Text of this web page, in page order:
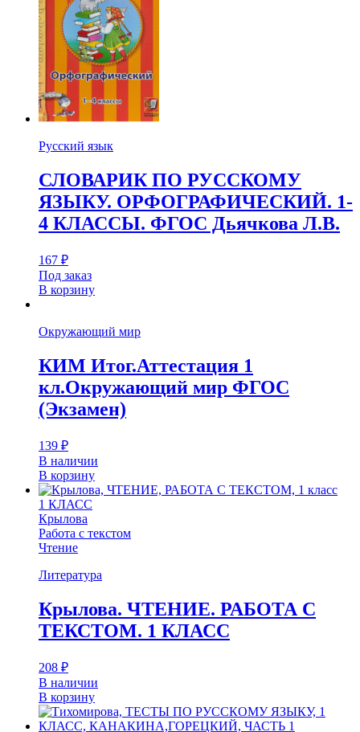
Русский язык
СЛОВАРИК ПО РУССКОМУ
ЯЗЫКУ. ОРФОГРАФИЧЕСКИЙ. 1-
4 КЛАССЫ. ФГОС Дьячкова Л.В.
167 ₽
Под заказ
В корзину
Окружающий мир
КИМ Итог.Аттестация 1
кл.Окружающий мир ФГОС
(Экзамен)
139 ₽
В наличии
В корзину
1 КЛАСС
Крылова
Работа с текстом
Чтение
Литература
Крылова. ЧТЕНИЕ. РАБОТА С
ТЕКСТОМ. 1 КЛАСС
208 ₽
В наличии
В корзину